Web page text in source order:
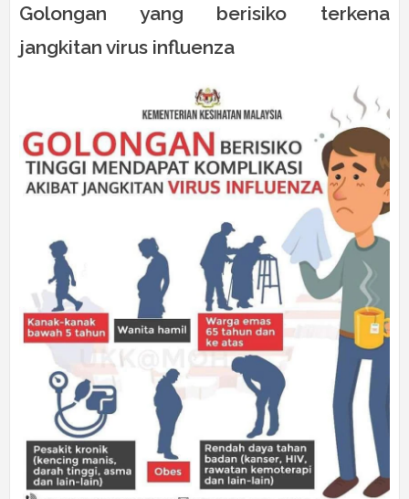
Golongan yang berisiko terkena
jangkitan virus influenza